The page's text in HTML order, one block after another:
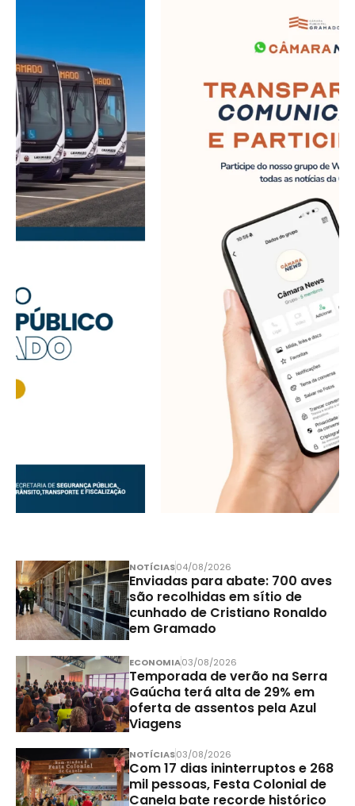
NOTÍCIAS04/08/2026
Enviadas para abate: 700 aves
são recolhidas em sítio de
cunhado de Cristiano Ronaldo
em Gramado
ECONOMIA03/08/2026
Temporada de verão na Serra
Gaúcha terá alta de 29% em
oferta de assentos pela Azul
Viagens
NOTÍCIAS03/08/2026
Com 17 dias ininterruptos e 268
mil pessoas, Festa Colonial de
Canela bate recorde histórico